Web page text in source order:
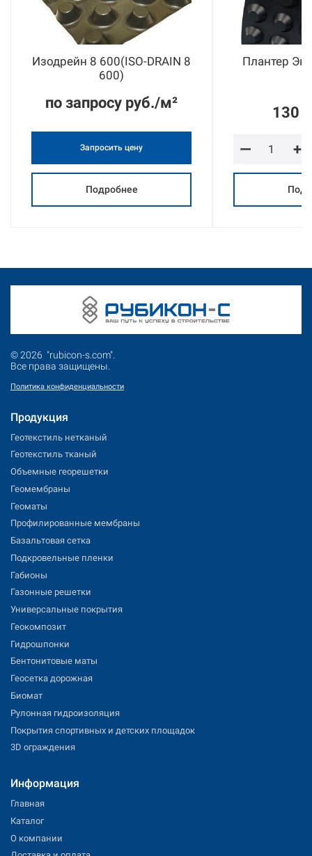
Изодрейн 8 600(ISO-DRAIN 8
600)
по запросу руб./м²
Запросить цену
Подробнее
Плантер
130
— +
© 2026 "rubicon-s.com".
Все права защищены.
Политика конфиденциальности
Продукция
Геотекстиль нетканый
Геотекстиль тканый
Объемные георешетки
Геомембраны
Геоматы
Профилированные мембраны
Базальтовая сетка
Подкровельные пленки
Габионы
Газонные решетки
Универсальные покрытия
Геокомпозит
Гидрошпонки
Бентонитовые маты
Геосетка дорожная
Биомат
Рулонная гидроизоляция
Покрытия спортивных и детских площадок
3D ограждения
Информация
Главная
Каталог
О компании